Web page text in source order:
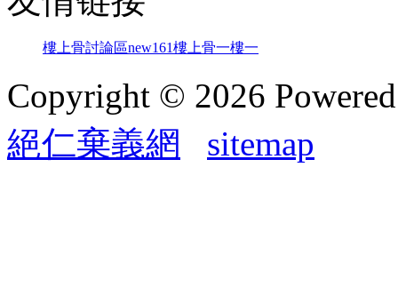
樓上骨討論區new161樓上骨一樓一
Copyright © 2026
絕仁棄義網
sitemap